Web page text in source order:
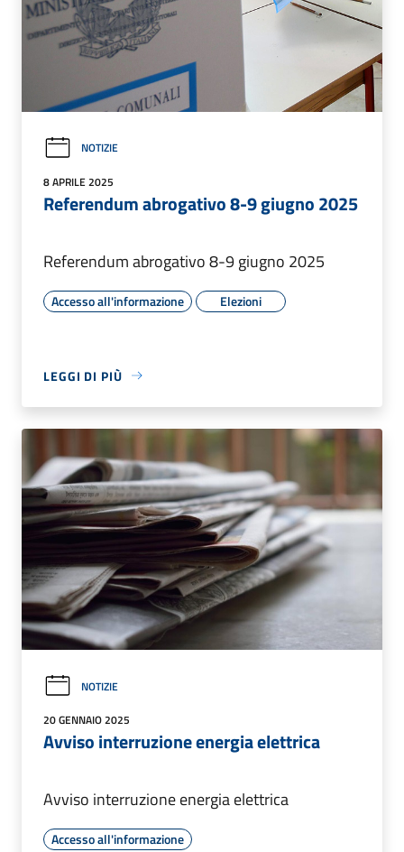
NOTIZIE
8 APRILE 2025
Referendum abrogativo 8-9 giugno 2025
Referendum abrogativo 8-9 giugno 2025
Accesso all'informazione Elezioni
LEGGI DI PIÙ
NOTIZIE
20 GENNAIO 2025
Avviso interruzione energia elettrica
Avviso interruzione energia elettrica
Accesso all'informazione